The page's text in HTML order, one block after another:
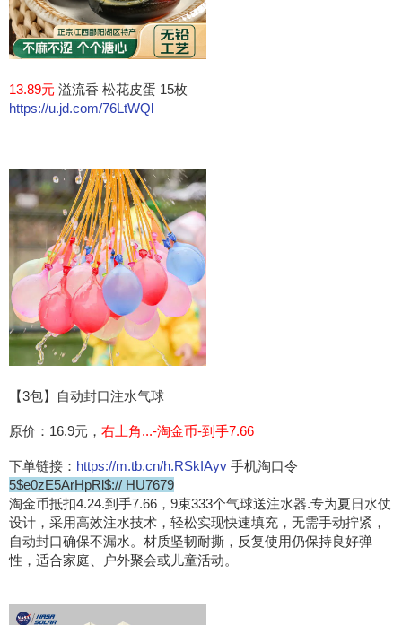
13.89元 溢流香 松花皮蛋 15枚
https://u.jd.com/76LtWQl
【3包】自动封口注水气球
原价：16.9元， 右上角...-淘金币-到手7.66‬
下单链接： https://m.tb.cn/h.RSkIAyv 手机淘口令
5$e0zE5ArHpRl$:// HU7679
淘金币抵扣4.24.到手7.66‬，9束333个气球送注水器.专为夏日水仗
设计，采用高效注水技术，轻松实现快速填充，无需手动拧紧，
自动封口确保不漏水。材质坚韧耐撕，反复使用仍保持良好弹
性，适合家庭、户外聚会或儿童活动。